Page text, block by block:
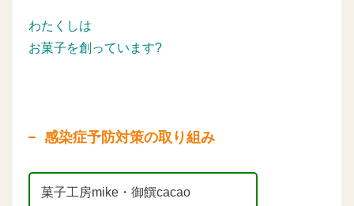
わたくしは
お菓子を創っています?
感染症予防対策の取り組み
菓子工房mike・御饌cacao